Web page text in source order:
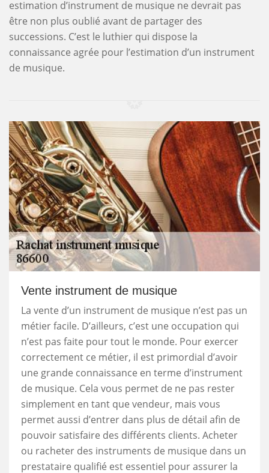
estimation d’instrument de musique ne devrait pas
être non plus oublié avant de partager des
successions. C’est le luthier qui dispose la
connaissance agrée pour l’estimation d’un instrument
de musique.
Vente instrument de musique
La vente d’un instrument de musique n’est pas un
métier facile. D’ailleurs, c’est une occupation qui
n’est pas faite pour tout le monde. Pour exercer
correctement ce métier, il est primordial d’avoir
une grande connaissance en terme d’instrument
de musique. Cela vous permet de ne pas rester
simplement en tant que vendeur, mais vous
permet aussi d’entrer dans plus de détail afin de
pouvoir satisfaire des différents clients. Acheter
ou racheter des instruments de musique dans un
prestataire qualifié est essentiel pour assurer la